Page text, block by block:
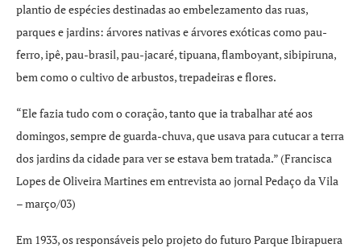
plantio de espécies destinadas ao embelezamento das ruas,
parques e jardins: árvores nativas e árvores exóticas como pau-
ferro, ipê, pau-brasil, pau-jacaré, tipuana, flamboyant, sibipiruna,
bem como o cultivo de arbustos, trepadeiras e flores.
“Ele fazia tudo com o coração, tanto que ia trabalhar até aos
domingos, sempre de guarda-chuva, que usava para cutucar a terra
dos jardins da cidade para ver se estava bem tratada.” (Francisca
Lopes de Oliveira Martines em entrevista ao jornal Pedaço da Vila
– março/03)
Em 1933, os responsáveis pelo projeto do futuro Parque Ibirapuera